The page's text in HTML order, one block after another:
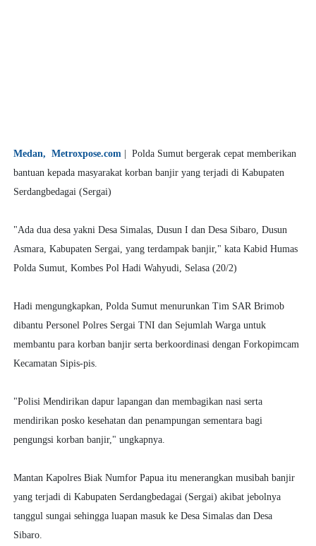
Medan, Metroxpose.com| Polda Sumut bergerak cepat memberikan
bantuan kepada masyarakat korban banjir yang terjadi di Kabupaten
Serdangbedagai (Sergai)
"Ada dua desa yakni Desa Simalas, Dusun I dan Desa Sibaro, Dusun
Asmara, Kabupaten Sergai, yang terdampak banjir," kata Kabid Humas
Polda Sumut, Kombes Pol Hadi Wahyudi, Selasa (20/2)
Hadi mengungkapkan, Polda Sumut menurunkan Tim SAR Brimob
dibantu Personel Polres Sergai TNI dan Sejumlah Warga untuk
membantu para korban banjir serta berkoordinasi dengan Forkopimcam
Kecamatan Sipis-pis.
"Polisi Mendirikan dapur lapangan dan membagikan nasi serta
mendirikan posko kesehatan dan penampungan sementara bagi
pengungsi korban banjir," ungkapnya.
Mantan Kapolres Biak Numfor Papua itu menerangkan musibah banjir
yang terjadi di Kabupaten Serdangbedagai (Sergai) akibat jebolnya
tanggul sungai sehingga luapan masuk ke Desa Simalas dan Desa
Sibaro.